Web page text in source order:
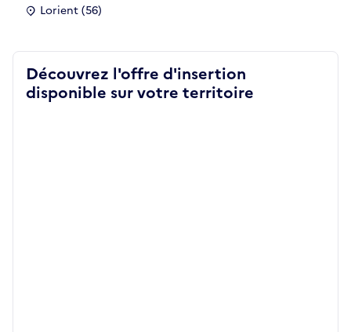
Lorient (56)
Découvrez l'offre d'insertion
disponible sur votre territoire